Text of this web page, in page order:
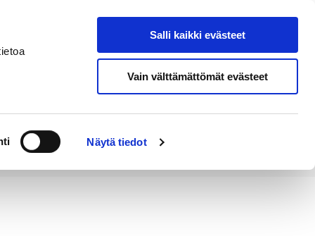
Näytä tiedot
Salli kaikki evästeet
Vain välttämättömät evästeet
Hae sivustolta